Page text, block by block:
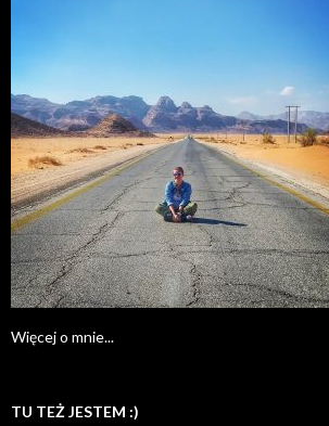
Więcej o mnie...
TU TEŻ JESTEM :)